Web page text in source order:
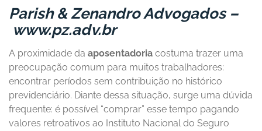
Parish & Zenandro Advogados –
www.pz.adv.br
A proximidade da aposentadoria costuma trazer uma
preocupação comum para muitos trabalhadores:
encontrar períodos sem contribuição no histórico
previdenciário. Diante dessa situação, surge uma dúvida
frequente: é possível “comprar” esse tempo pagando
valores retroativos ao Instituto Nacional do Seguro